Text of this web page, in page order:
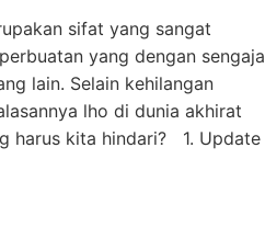
sifat yang sangat
yang dengan sengaja
lain. Selain kehilangan
lho di dunia akhirat
harus kita hindari? 1. Update